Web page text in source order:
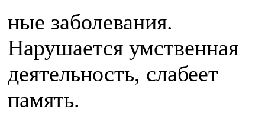
ные заболевания.
Нарушается умственная
деятельность, слабеет
память.